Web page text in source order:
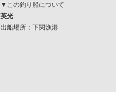
▼この釣り船について
英光
出船場所：下関漁港